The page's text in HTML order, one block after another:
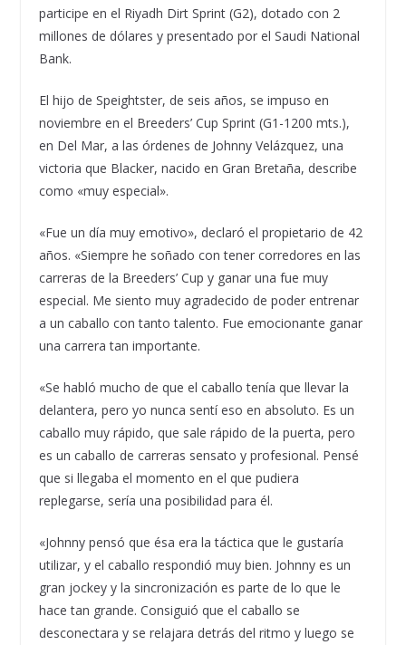
participe en el Riyadh Dirt Sprint (G2), dotado con 2
millones de dólares y presentado por el Saudi National
Bank.
El hijo de Speightster, de seis años, se impuso en
noviembre en el Breeders’ Cup Sprint (G1-1200 mts.),
en Del Mar, a las órdenes de Johnny Velázquez, una
victoria que Blacker, nacido en Gran Bretaña, describe
como «muy especial».
«Fue un día muy emotivo», declaró el propietario de 42
años. «Siempre he soñado con tener corredores en las
carreras de la Breeders’ Cup y ganar una fue muy
especial. Me siento muy agradecido de poder entrenar
a un caballo con tanto talento. Fue emocionante ganar
una carrera tan importante.
«Se habló mucho de que el caballo tenía que llevar la
delantera, pero yo nunca sentí eso en absoluto. Es un
caballo muy rápido, que sale rápido de la puerta, pero
es un caballo de carreras sensato y profesional. Pensé
que si llegaba el momento en el que pudiera
replegarse, sería una posibilidad para él.
«Johnny pensó que ésa era la táctica que le gustaría
utilizar, y el caballo respondió muy bien. Johnny es un
gran jockey y la sincronización es parte de lo que le
hace tan grande. Consiguió que el caballo se
desconectara y se relajara detrás del ritmo y luego se